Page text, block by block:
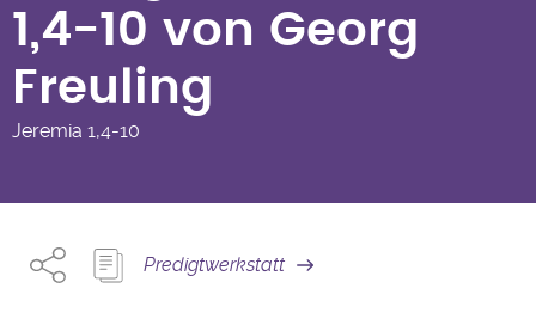
1,4-10 von Georg
Freuling
Jeremia 1,4-10
Predigtwerkstatt